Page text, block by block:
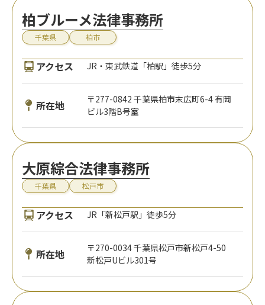
柏ブルーメ法律事務所
千葉県 柏市
アクセス JR・東武鉄道「柏駅」徒歩5分
所在地
〒277-0842 千葉県柏市末広町6-4 有岡
ビル3階B号室
大原綜合法律事務所
千葉県 松戸市
アクセス JR「新松戸駅」徒歩5分
所在地
〒270-0034 千葉県松戸市新松戸4-50
新松戸Uビル301号